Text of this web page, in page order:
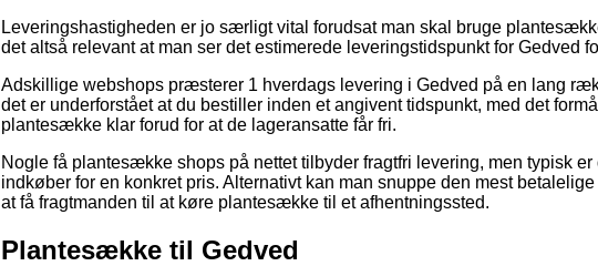
Leveringshastigheden er jo særligt vital forudsat man skal bruge
det altså relevant at man ser det estimerede leveringstidspunkt for Gedved
Adskillige webshops præsterer 1 hverdags levering i Gedved på en lang
det er underforstået at du bestiller inden et angivent tidspunkt, med det
plantesække klar forud for at de lageransatte får fri.
Nogle få plantesække shops på nettet tilbyder fragtfri levering, men typisk
indkøber for en konkret pris. Alternativt kan man snuppe den mest
at få fragtmanden til at køre plantesække til et afhentningssted.
Plantesække til Gedved